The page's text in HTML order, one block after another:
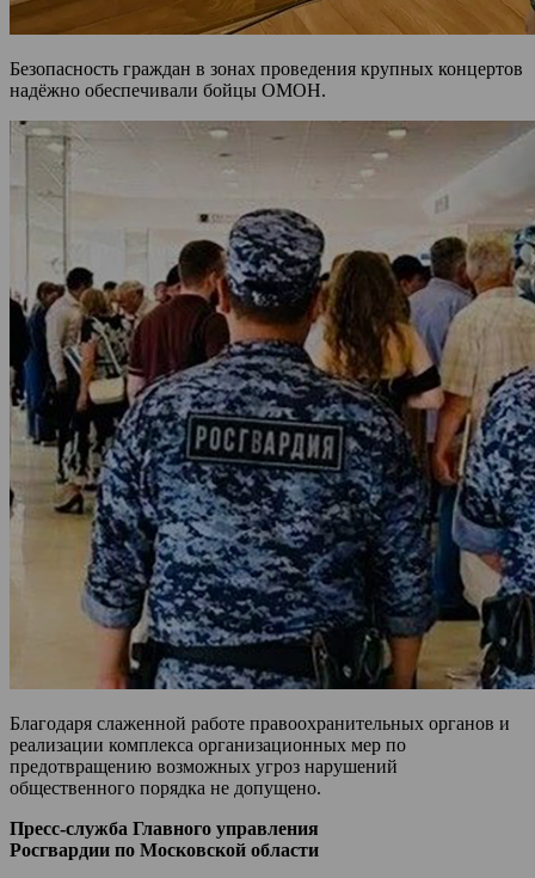
Безопасность граждан в зонах проведения крупных концертов
надёжно обеспечивали бойцы ОМОН.
Благодаря слаженной работе правоохранительных органов и
реализации комплекса организационных мер по
предотвращению возможных угроз нарушений
общественного порядка не допущено.
Пресс-служба Главного управления
Росгвардии по Московской области